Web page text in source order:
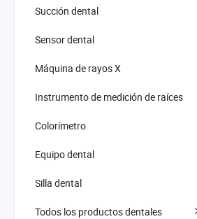
Succión dental
Sensor dental
Máquina de rayos X
Instrumento de medición de raíces
Colorímetro
Equipo dental
Silla dental
Todos los productos dentales